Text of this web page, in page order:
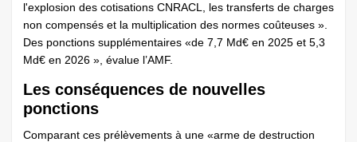
l'explosion des cotisations CNRACL, les transferts de charges
non compensés et la multiplication des normes coûteuses ».
Des ponctions supplémentaires «de 7,7 Md€ en 2025 et 5,3
Md€ en 2026 », évalue l’AMF.
Les conséquences de nouvelles
ponctions
Comparant ces prélèvements à une «arme de destruction